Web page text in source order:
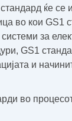
стандард ќе
во кои GS1
за
GS1
и
во